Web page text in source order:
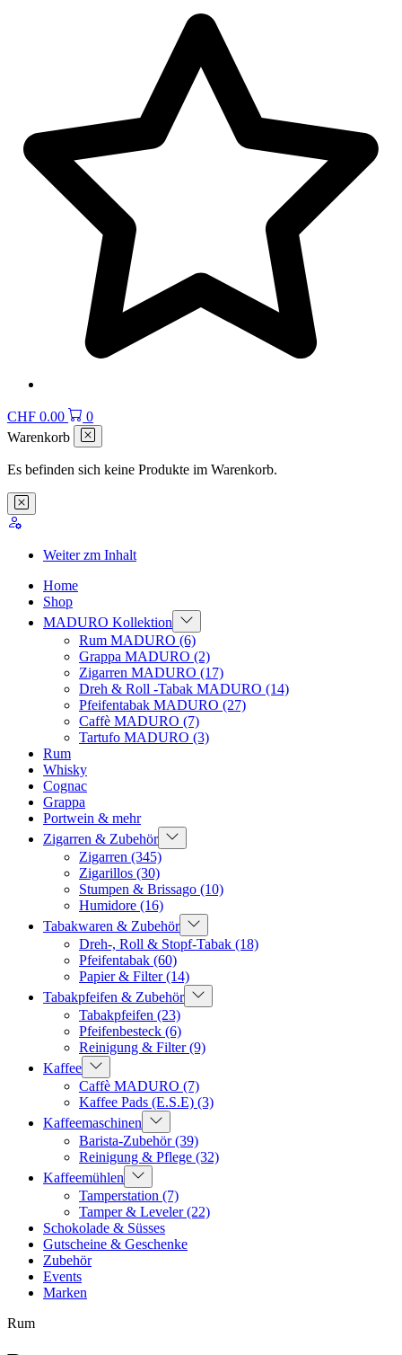
CHF 0.00
0
Warenkorb
Es befinden sich keine Produkte im Warenkorb.
Weiter zm Inhalt
Home
Shop
MADURO Kollektion
Rum MADURO (6)
Grappa MADURO (2)
Zigarren MADURO (17)
Dreh & Roll -Tabak MADURO (14)
Pfeifentabak MADURO (27)
Caffè MADURO (7)
Tartufo MADURO (3)
Rum
Whisky
Cognac
Grappa
Portwein & mehr
Zigarren & Zubehör
Zigarren (345)
Zigarillos (30)
Stumpen & Brissago (10)
Humidore (16)
Tabakwaren & Zubehör
Dreh-, Roll & Stopf-Tabak (18)
Pfeifentabak (60)
Papier & Filter(14)
Tabakpfeifen & Zubehör
Tabakpfeifen (23)
Pfeifenbesteck (6)
Reinigung & Filter(9)
Kaffee
Caffè MADURO (7)
Kaffee Pads (E.S.E) (3)
Kaffeemaschinen
Barista-Zubehör(39)
Reinigung & Pflege (32)
Kaffeemühlen
Tamperstation (7)
Tamper & Leveler(22)
Schokolade & Süsses
Gutscheine & Geschenke
Zubehör
Events
Marken
Rum